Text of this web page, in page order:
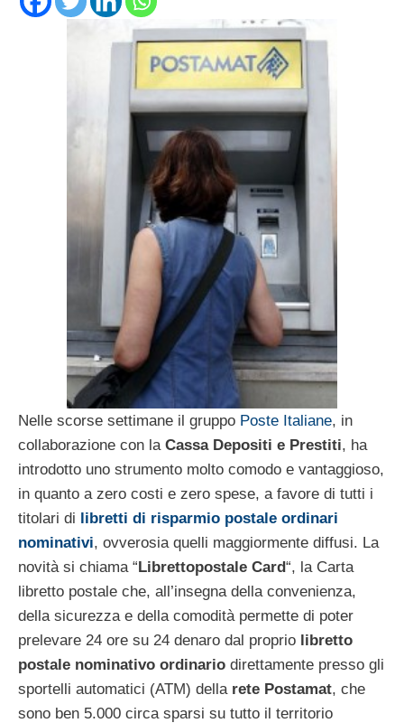
Nelle scorse settimane il gruppo Poste Italiane, in
collaborazione con la Cassa Depositi e Prestiti, ha
introdotto uno strumento molto comodo e vantaggioso,
in quanto a zero costi e zero spese, a favore di tutti i
titolari di libretti di risparmio postale ordinari
nominativi, ovverosia quelli maggiormente diffusi. La
novità si chiama “Librettopostale Card“, la Carta
libretto postale che, all’insegna della convenienza,
della sicurezza e della comodità permette di poter
prelevare 24 ore su 24 denaro dal proprio libretto
postale nominativo ordinario direttamente presso gli
sportelli automatici (ATM) della rete Postamat, che
sono ben 5.000 circa sparsi su tutto il territorio